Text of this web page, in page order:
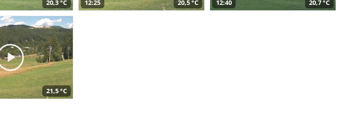
20,3 °C 12:25 20,5 °C 12:40 20,7 °C
21,5 °C